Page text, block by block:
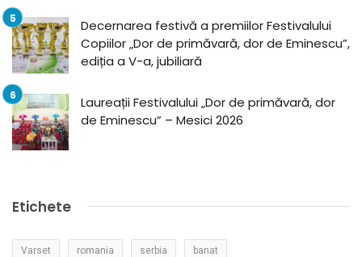
Decernarea festivă a premiilor Festivalului
Copiilor „Dor de primăvară, dor de Eminescu”,
ediția a V-a, jubiliară
Laureații Festivalului „Dor de primăvară, dor
de Eminescu” – Mesici 2026
Etichete
Varset romania serbia banat